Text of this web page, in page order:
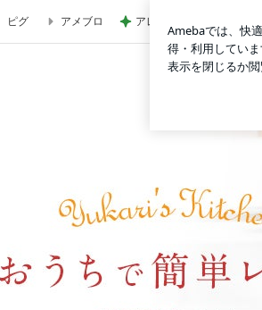
んつゆの黄金比！出汁から作る本格
ピグ アメブロ アレク タマラと最後の思